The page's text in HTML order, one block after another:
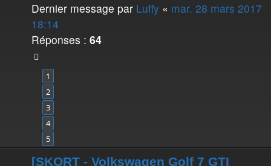
Dernier message par Luffy « mar. 28 mars 2017
18:14
Réponses : 64
1
2
3
4
5
[SKORT - Volkswagen Golf 7 GTI